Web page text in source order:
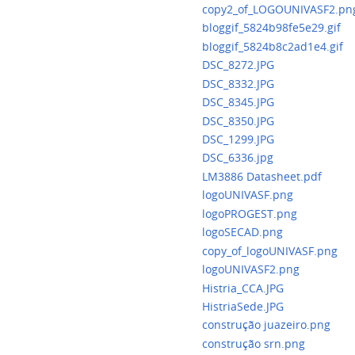
bloggif_5824b98fe5e29.gif
bloggif_5824b8c2ad1e4.gif
DSC_8272.JPG
DSC_8332.JPG
DSC_8345.JPG
DSC_8350.JPG
DSC_1299.JPG
DSC_6336.jpg
LM3886 Datasheet.pdf
logoUNIVASF.png
logoPROGEST.png
logoSECAD.png
copy_of_logoUNIVASF.png
logoUNIVASF2.png
Histria_CCA.JPG
HistriaSede.JPG
construção juazeiro.png
construção srn.png